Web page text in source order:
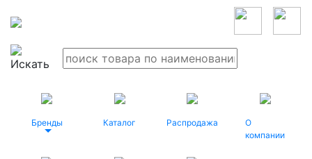
Бренды Каталог Распродажа
О
компании